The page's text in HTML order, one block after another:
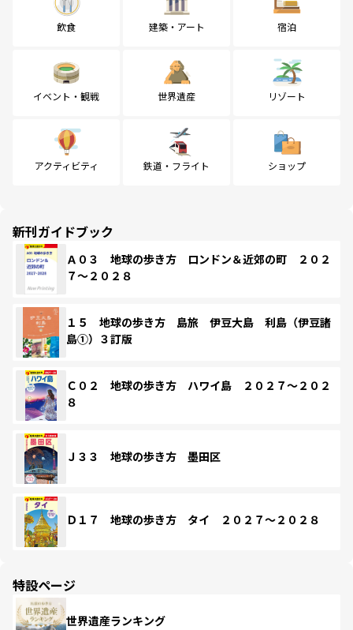
飲食 建築・アート 宿泊
イベント・観戦 世界遺産 リゾート
アクティビティ 鉄道・フライト ショップ
新刊ガイドブック
Ａ０３ 地球の歩き方 ロンドン＆近郊の町 ２０２
７～２０２８
１５ 地球の歩き方 島旅 伊豆大島 利島（伊豆諸
島①）３訂版
Ｃ０２ 地球の歩き方 ハワイ島 ２０２７～２０２
８
Ｊ３３ 地球の歩き方 墨田区
Ｄ１７ 地球の歩き方 タイ ２０２７～２０２８
特設ページ
世界遺産ランキング